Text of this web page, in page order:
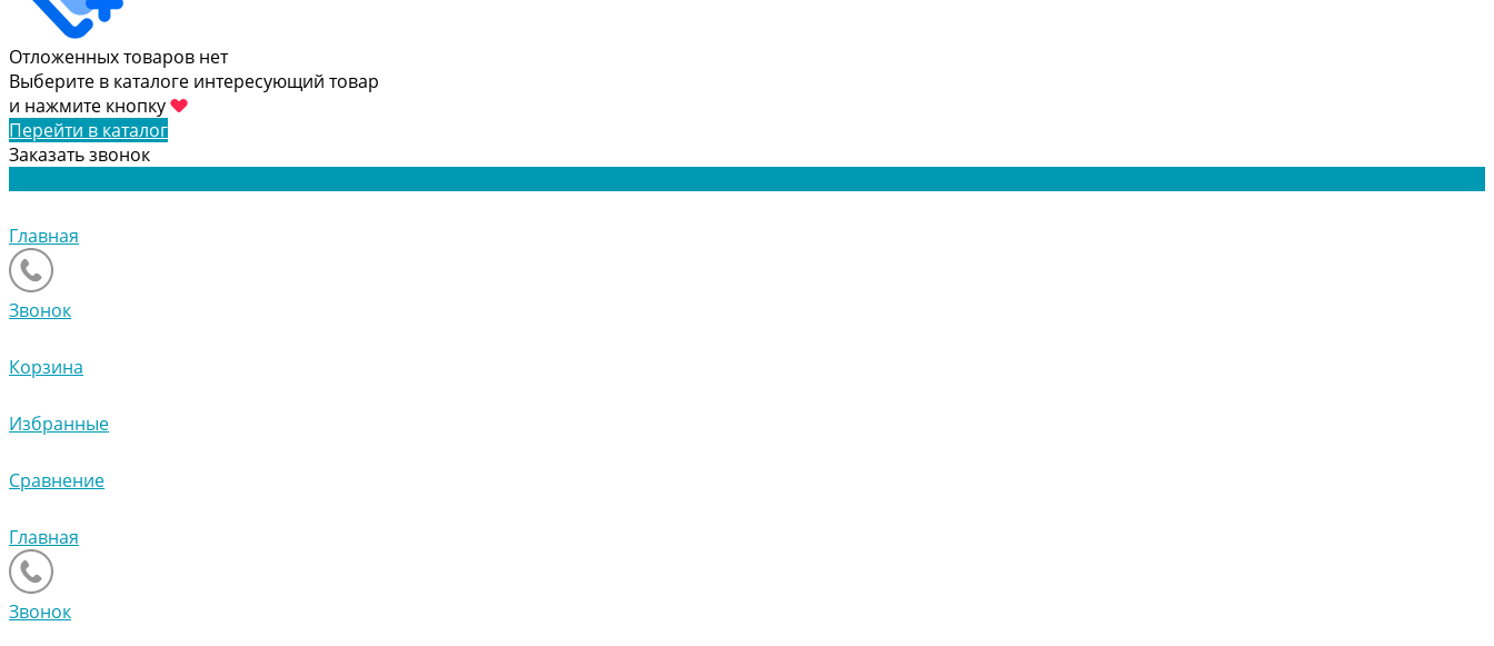
Отложенных товаров нет
Выберите в каталоге интересующий товар
и нажмите кнопку
Перейти в каталог
Заказать звонок
Главная
Звонок
Корзина
Избранные
Сравнение
Главная
Звонок